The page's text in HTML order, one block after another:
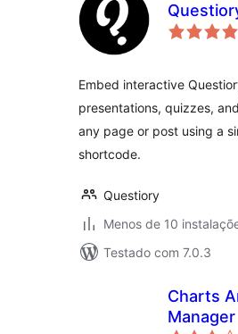
Embed interactive
presentations, quizzes,
any page or post using a
shortcode.
Questiory
Menos de 10
Testado com 7.0.3
Charts
Manager